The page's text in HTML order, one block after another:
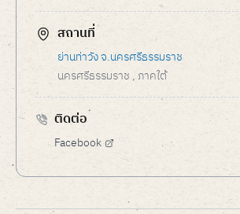
สถานที่
ย่านท่าวัง จ.นครศรีธรรมราช
นครศรีธรรมราช , ภาคใต้
ติดต่อ
Facebook